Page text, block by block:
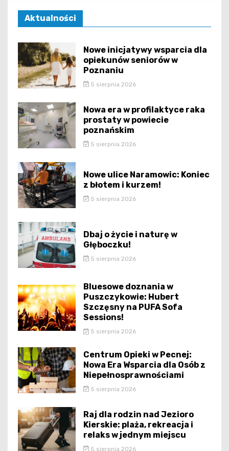
Aktualności
Nowe inicjatywy wsparcia dla
opiekunów seniorów w
Poznaniu
5 sierpnia 2026
Nowa era w profilaktyce raka
prostaty w powiecie
poznańskim
5 sierpnia 2026
Nowe ulice Naramowic: Koniec
z błotem i kurzem!
5 sierpnia 2026
Dbaj o życie i naturę w
Głęboczku!
5 sierpnia 2026
Bluesowe doznania w
Puszczykowie: Hubert
Szczęsny na PUFA Sofa
Sessions!
5 sierpnia 2026
Centrum Opieki w Pecnej:
Nowa Era Wsparcia dla Osób z
Niepełnosprawnościami
5 sierpnia 2026
Raj dla rodzin nad Jezioro
Kierskie: plaża, rekreacja i
relaks w jednym miejscu
5 sierpnia 2026